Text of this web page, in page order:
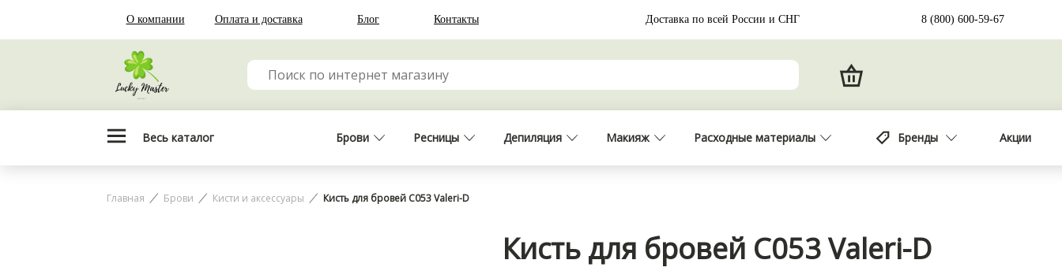
Главная Брови Кисти и аксессуары Кисть для бровей С053 Valeri-D
Кисть для бровей С053 Valeri-D
О компании Оплата и доставка Блог Контакты Доставка по всей России и СНГ 8 (800) 600-59-67
Весь каталог Брови Ресницы Депиляция Макияж Расходные материалы Бренды Акции